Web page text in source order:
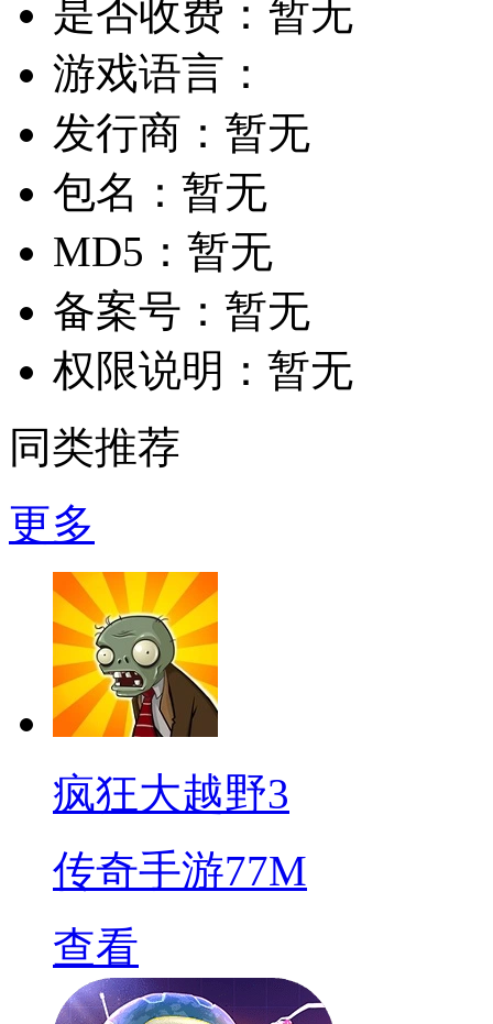
是否收费： 暂无
游戏语言：
发行商： 暂无
包名： 暂无
MD5： 暂无
备案号： 暂无
权限说明： 暂无
同类推荐
更多
疯狂大越野3
传奇手游77M
查看